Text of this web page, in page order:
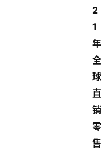
2
1
年
全
球
直
销
零
售